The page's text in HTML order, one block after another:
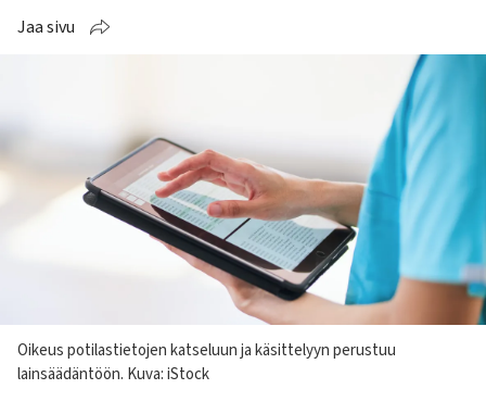
Jaa sivu
Kuvateksti
Oikeus potilastietojen katseluun ja käsittelyyn perustuu
lainsäädäntöön. Kuva: iStock